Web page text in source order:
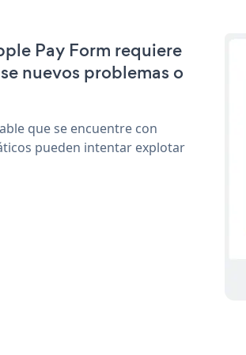
Pay Form requiere
nuevos problemas o
que se encuentre con
pueden intentar explotar